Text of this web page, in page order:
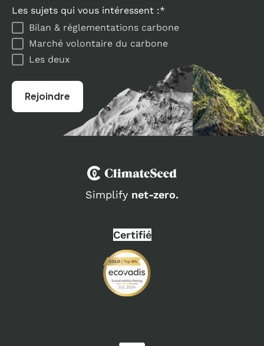
Les sujets qui vous intéressent :*
Bilan & réglementations carbone
Marché volontaire du carbone
Les deux
Simplify net-zero.
Certifié